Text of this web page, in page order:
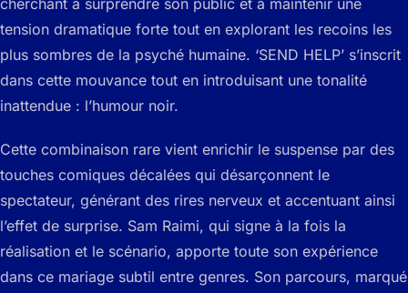
cherchant à surprendre son public et à maintenir une
tension dramatique forte tout en explorant les recoins les
plus sombres de la psyché humaine. ‘SEND HELP’ s’inscrit
dans cette mouvance tout en introduisant une tonalité
inattendue : l’humour noir.
Cette combinaison rare vient enrichir le suspense par des
touches comiques décalées qui désarçonnent le
spectateur, générant des rires nerveux et accentuant ainsi
l’effet de surprise. Sam Raimi, qui signe à la fois la
réalisation et le scénario, apporte toute son expérience
dans ce mariage subtil entre genres. Son parcours, marqué